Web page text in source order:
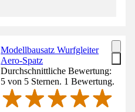
Modellbausatz Wurfgleiter
Aero-Spatz
Durchschnittliche Bewertung:
5 von 5 Sternen. 1 Bewertung.